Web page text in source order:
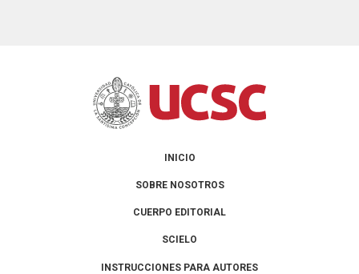
INICIO
SOBRE NOSOTROS
CUERPO EDITORIAL
SCIELO
INSTRUCCIONES PARA AUTORES